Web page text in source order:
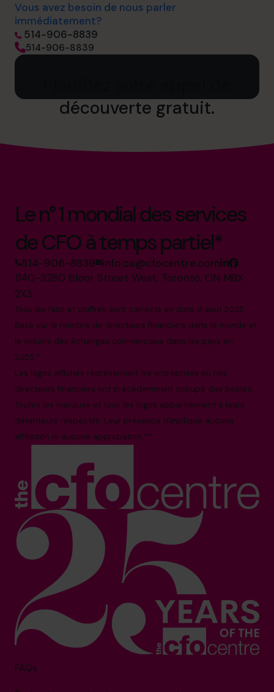
Vous avez besoin de nous parler
immédiatement?
514-906-8839
514-906-8839
découverte gratuit.
Le n° 1 mondial des services
de CFO à temps partiel*
514-906-8839 info.ca@cfocentre.com
1140-3280 Bloor Street West, Toronto, ON M8X
2X3
Tous les faits et chiffres sont corrects en date d'août 2025.
Basé sur le nombre de directeurs financiers dans le monde et
le volume des échanges commerciaux dans les pays en
2025.*
Les logos affichés représentent les entreprises où nos
directeurs financiers ont précédemment occupé des postes.
Toutes les marques et tous les logos appartiennent à leurs
détenteurs respectifs. Leur présence n'implique aucune
affiliation ni aucune approbation.**
FAQs